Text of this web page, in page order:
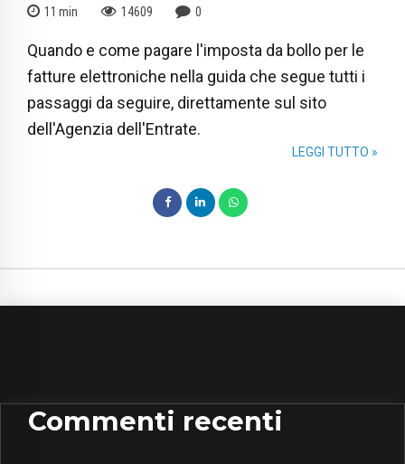
11 min 14609 0
Quando e come pagare l'imposta da bollo per le
fatture elettroniche nella guida che segue tutti i
passaggi da seguire, direttamente sul sito
dell'Agenzia dell'Entrate.
LEGGI TUTTO »
Commenti recenti